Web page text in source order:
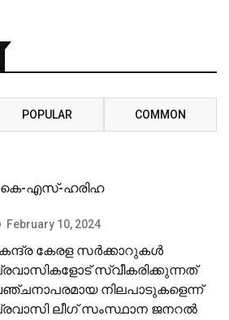
POPULAR COMMON
കെ-എസ്-ഹരിഹ
February 10, 2024
കേരള സര്‍ക്കാറുകള്‍
സ്വീകരിക്കുന്നത്
നിലപാടുകളെന്ന്
ലീഗ് സംസ്ഥാന ജനറല്‍